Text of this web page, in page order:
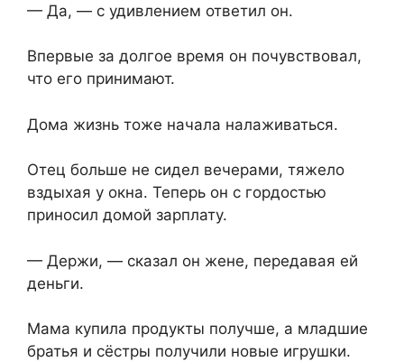
— Да, — с удивлением ответил он.
Впервые за долгое время он почувствовал,
что его принимают.
Дома жизнь тоже начала налаживаться.
Отец больше не сидел вечерами, тяжело
вздыхая у окна. Теперь он с гордостью
приносил домой зарплату.
— Держи, — сказал он жене, передавая ей
деньги.
Мама купила продукты получше, а младшие
братья и сёстры получили новые игрушки.